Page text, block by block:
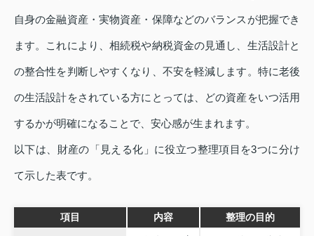
自身の金融資産・実物資産・保障などのバランスが把握でき
ます。これにより、相続税や納税資金の見通し、生活設計と
の整合性を判断しやすくなり、不安を軽減します。特に老後
の生活設計をされている方にとっては、どの資産をいつ活用
するかが明確になることで、安心感が生まれます。
以下は、財産の「見える化」に役立つ整理項目を3つに分け
て示した表です。
項目 内容 整理の目的